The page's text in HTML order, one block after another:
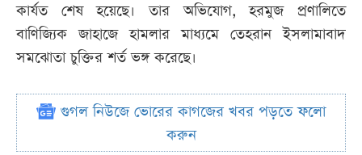
কার্যত শেষ হয়েছে। তার অভিযোগ, হরমুজ প্রণালিতে
বাণিজ্যিক জাহাজে হামলার মাধ্যমে তেহরান ইসলামাবাদ
সমঝোতা চুক্তির শর্ত ভঙ্গ করেছে।
গুগল নিউজে ভোরের কাগজের খবর পড়তে ফলো
করুন